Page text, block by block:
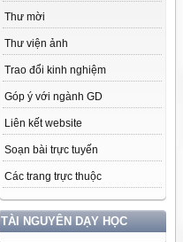
Thư mời
Thư viện ảnh
Trao đổi kinh nghiệm
Góp ý với ngành GD
Liên kết website
Soạn bài trực tuyến
Các trang trực thuộc
TÀI NGUYÊN DẠY HỌC